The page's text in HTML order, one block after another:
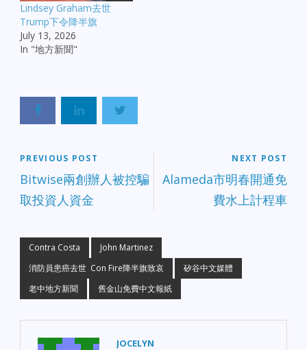
Lindsey Graham去世
Trump下令降半旗
July 13, 2026
In "地方新聞"
PREVIOUS POST
Bitwise兩創辦人被控騙
取投資人資金
NEXT POST
Alameda市明春開通免
費水上計程車
Contra Costa
John Martinez
消防員患癌去世 Con Fire降半旗致哀
矽谷中文媒體
老中地方新聞
舊金山免費中文報紙
JOCELYN